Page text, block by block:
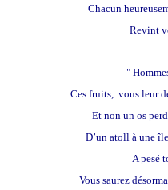
Chacun
Revint
"
Ces fruits, vous leur
Et non un os
D’un atoll à une
A pesé
Vous saurez